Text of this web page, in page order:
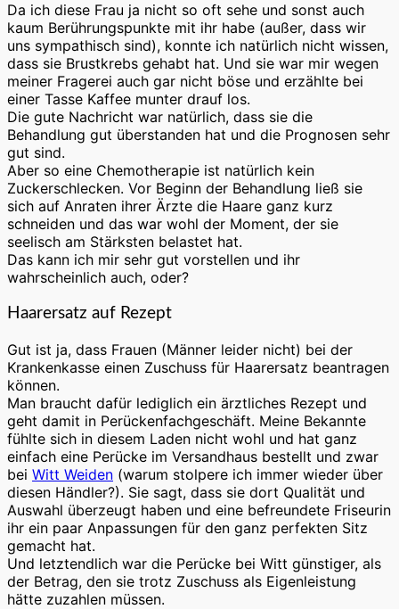
Da ich diese Frau ja nicht so oft sehe und sonst auch
kaum Berührungspunkte mit ihr habe (außer, dass wir
uns sympathisch sind), konnte ich natürlich nicht wissen,
dass sie Brustkrebs gehabt hat. Und sie war mir wegen
meiner Fragerei auch gar nicht böse und erzählte bei
einer Tasse Kaffee munter drauf los.
Die gute Nachricht war natürlich, dass sie die
Behandlung gut überstanden hat und die Prognosen sehr
gut sind.
Aber so eine Chemotherapie ist natürlich kein
Zuckerschlecken. Vor Beginn der Behandlung ließ sie
sich auf Anraten ihrer Ärzte die Haare ganz kurz
schneiden und das war wohl der Moment, der sie
seelisch am Stärksten belastet hat.
Das kann ich mir sehr gut vorstellen und ihr
wahrscheinlich auch, oder?
Haarersatz auf Rezept
Gut ist ja, dass Frauen (Männer leider nicht) bei der
Krankenkasse einen Zuschuss für Haarersatz beantragen
können.
Man braucht dafür lediglich ein ärztliches Rezept und
geht damit in Perückenfachgeschäft. Meine Bekannte
fühlte sich in diesem Laden nicht wohl und hat ganz
einfach eine Perücke im Versandhaus bestellt und zwar
bei Witt Weiden (warum stolpere ich immer wieder über
diesen Händler?). Sie sagt, dass sie dort Qualität und
Auswahl überzeugt haben und eine befreundete Friseurin
ihr ein paar Anpassungen für den ganz perfekten Sitz
gemacht hat.
Und letztendlich war die Perücke bei Witt günstiger, als
der Betrag, den sie trotz Zuschuss als Eigenleistung
hätte zuzahlen müssen.